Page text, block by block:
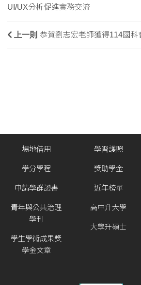
UI/UX分析促進實務交流
上一則 恭賀劉志宏老師獲得114國科
場地借用
學分學程
申請學群證書
青年與公共治理
學刊
學生學術成果獎
學金文章
學習護照
獎助學金
近年榜單
高中升大學
大學升碩士